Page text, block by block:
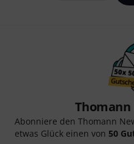
Abonniere den Thomann
etwas Glück einen von 50